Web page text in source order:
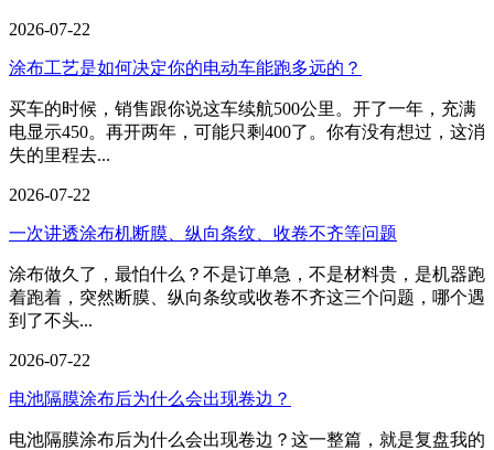
2026-07-22
涂布工艺是如何决定你的电动车能跑多远的？
买车的时候，销售跟你说这车续航500公里。开了一年，充满
电显示450。再开两年，可能只剩400了。你有没有想过，这消
失的里程去...
2026-07-22
一次讲透涂布机断膜、纵向条纹、收卷不齐等问题
涂布做久了，最怕什么？不是订单急，不是材料贵，是机器跑
着跑着，突然断膜、纵向条纹或收卷不齐这三个问题，哪个遇
到了不头...
2026-07-22
电池隔膜涂布后为什么会出现卷边？
电池隔膜涂布后为什么会出现卷边？这一整篇，就是复盘我的